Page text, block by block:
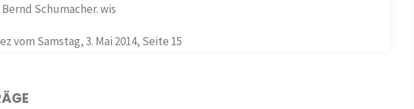
Schumacher. wis
vom Samstag, 3. Mai 2014, Seite 15